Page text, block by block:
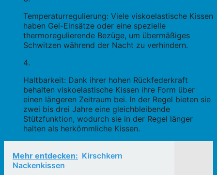
Temperaturregulierung: Viele viskoelastische Kissen
haben Gel-Einsätze oder eine spezielle
thermoregulierende Bezüge, um übermäßiges
Schwitzen während der Nacht zu verhindern.
Haltbarkeit: Dank ihrer hohen Rückfederkraft
behalten viskoelastische Kissen ihre Form über
einen längeren Zeitraum bei. In der Regel bieten sie
zwei bis drei Jahre eine gleichbleibende
Stützfunktion, wodurch sie in der Regel länger
halten als herkömmliche Kissen.
Mehr entdecken: Kirschkern
Nackenkissen